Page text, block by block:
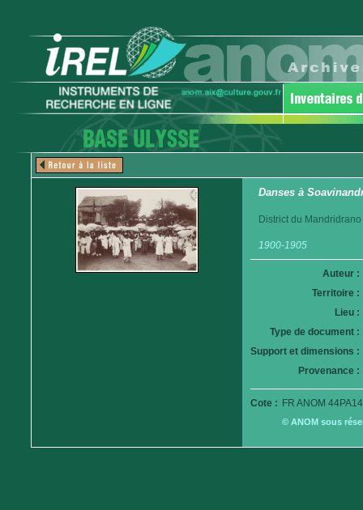
Danses à
District du Mandridrano
1900-1905
Auteur :
Territoire :
Lieu :
Type de document :
Support et dimensions :
Provenance :
Cote : FR ANOM
© ANOM sous